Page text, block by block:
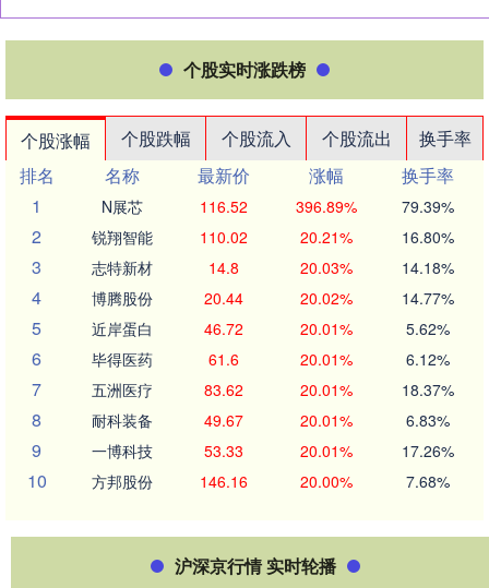
个股实时涨跌榜
个股涨幅 个股跌幅 个股流入 个股流出
换手率
排名
名称 最新价 涨幅
换手率
1
N展芯 116.52 396.89% 79.39%
2 锐翔智能 110.02 20.21% 16.80%
3 志特新材 14.8 20.03% 14.18%
4 博腾股份 20.44 20.02% 14.77%
5 近岸蛋白 46.72 20.01% 5.62%
6 毕得医药 61.6 20.01% 6.12%
7 五洲医疗 83.62 20.01% 18.37%
8 耐科装备 49.67 20.01% 6.83%
9 一博科技 53.33 20.01% 17.26%
10 方邦股份 146.16 20.00% 7.68%
沪深京行情 实时轮播